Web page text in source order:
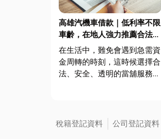
高雄汽機車借款｜低利率不限
車齡，在地人強力推薦合法當
鋪
在生活中，難免會遇到急需資
金周轉的時刻，這時候選擇合
法、安全、透明的當舖服務至
仁武、鳳山等地區，提供汽車
借款、機車借錢、土地與房屋
稅籍登記資料 公司登記資料